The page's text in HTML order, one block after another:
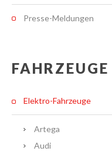
Presse-Meldungen
FAHRZEUGE
Elektro-Fahrzeuge
Artega
Audi